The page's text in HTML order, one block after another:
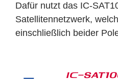
Dafür nutzt das IC-
Satellitennetzwerk,
einschließlich beider
IC-